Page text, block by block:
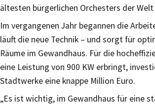
ältesten bürgerlichen Orchesters der Welt
Im vergangenen Jahr begannen die
läuft die neue Technik – und sorgt für
Räume im Gewandhaus. Für die
eine Leistung von 900 KW erbringt,
Stadtwerke eine knappe Million Euro.
„Es ist wichtig, im Gewandhaus für eine